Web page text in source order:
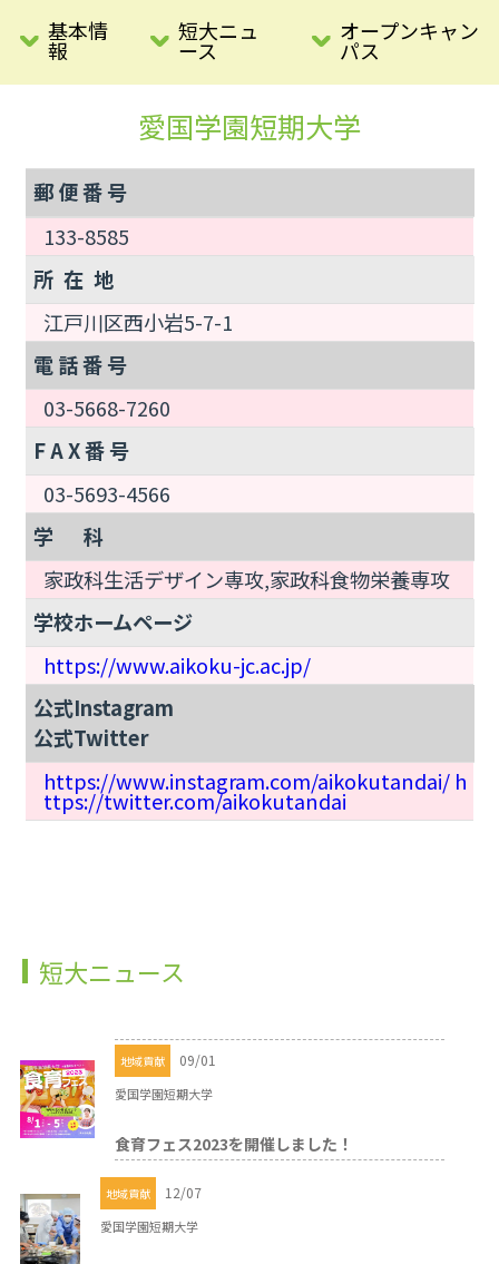
基本情
報
短大ニュ
ース
オープンキャン
パス
愛国学園短期大学
郵 便 番 号
133-8585
所 在 地
江戸川区西小岩5-7-1
電 話 番 号
03-5668-7260
F A X 番 号
03-5693-4566
学 科
家政科生活デザイン専攻,家政科食物栄養専攻
学校ホームページ
https://www.aikoku-jc.ac.jp/
公式Instagram
公式Twitter
https://www.instagram.com/aikokutandai/ h
ttps://twitter.com/aikokutandai
短大ニュース
地域貢献 09/01
愛国学園短期大学
食育フェス2023を開催しました！
地域貢献 12/07
愛国学園短期大学